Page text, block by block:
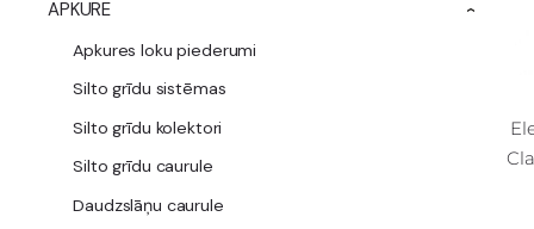
APKURE
Apkures loku piederumi
Silto grīdu sistēmas
Silto grīdu kolektori
Silto grīdu caurule
Daudzslāņu caurule
›